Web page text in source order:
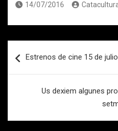
14/07/2016
de
Estrenos de cine 15 de
Us dexiem algunes